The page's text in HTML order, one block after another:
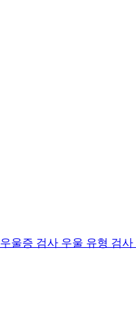
울증 검사 우울 유형 검사